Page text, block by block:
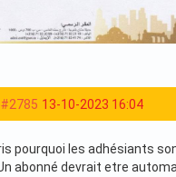
#2785 13-10-2023 16:04
pourquoi les adhésiants
abonné devrait etre